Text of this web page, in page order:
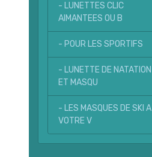
- LUNETTES CLIC
AIMANTEES OU B
- POUR LES SPORTIFS
- LUNETTE DE NATATION
ET MASQU
- LES MASQUES DE SKI A
VOTRE V